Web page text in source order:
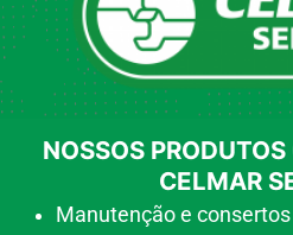
NOSSOS
CELMAR
Manutenção e